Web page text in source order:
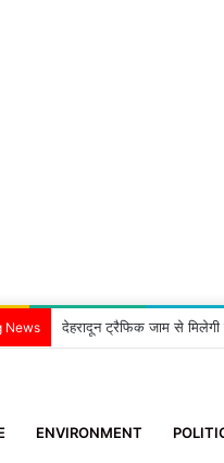
News देहरादून ट्रैफिक जाम से मिलेगी
ENVIRONMENT